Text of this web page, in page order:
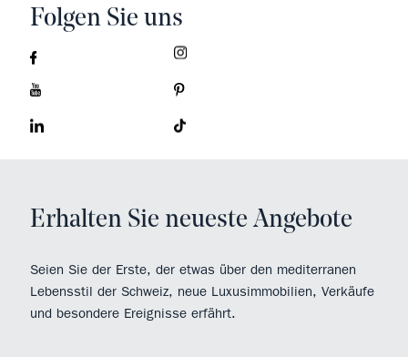
Folgen Sie uns
Erhalten Sie neueste Angebote
Seien Sie der Erste, der etwas über den mediterranen
Lebensstil der Schweiz, neue Luxusimmobilien, Verkäufe
und besondere Ereignisse erfährt.